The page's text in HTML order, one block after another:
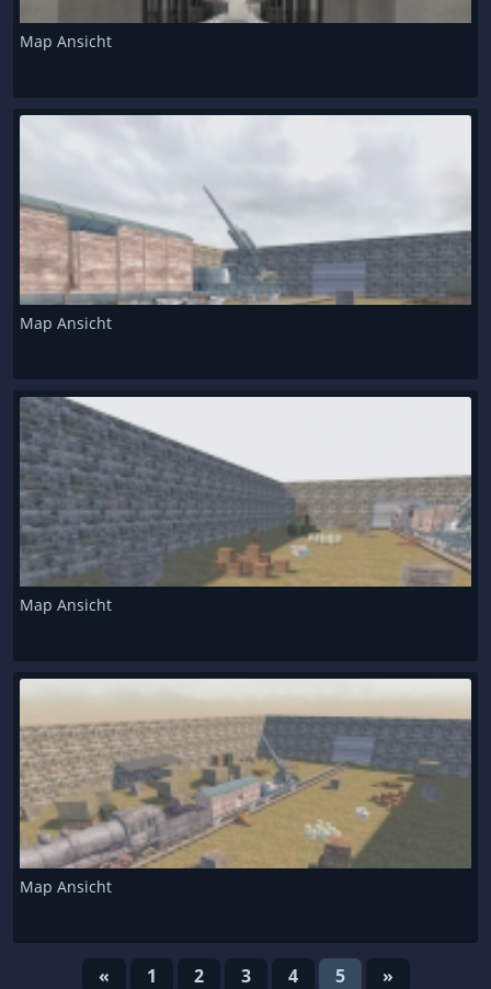
Map Ansicht
Map Ansicht
Map Ansicht
Map Ansicht
« 1 2 3 4 5 »